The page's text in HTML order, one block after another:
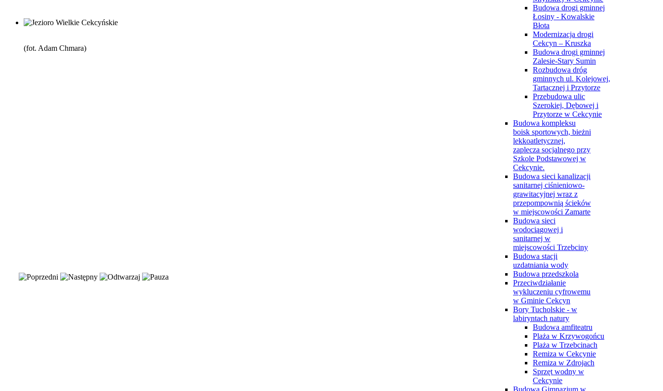
Budowa drogi gminnej
Łosiny - Kowalskie
Błota
Modernizacja drogi
Cekcyn – Kruszka
Budowa drogi gminnej
Zalesie-Stary Sumin
Rozbudowa dróg
gminnych ul. Kolejowej,
Tartacznej i Przytorze
Przebudowa ulic
Szerokiej, Dębowej i
Przytorze w Cekcynie
Budowa kompleksu
boisk sportowych, bieżni
lekkoatletycznej,
zaplecza socjalnego przy
Szkole Podstawowej w
Cekcynie.
Budowa sieci kanalizacji
sanitarnej ciśnieniowo-
grawitacyjnej wraz z
przepompownią ścieków
w miejscowości Zamarte
Budowa sieci
wodociągowej i
sanitarnej w
miejscowości Trzebciny
Budowa stacji
uzdatniania wody
Budowa przedszkola
Przeciwdziałanie
wykluczeniu cyfrowemu
w Gminie Cekcyn
Bory Tucholskie - w
labiryntach natury
Budowa amfiteatru
Plaża w Krzywogońcu
Plaża w Trzebcinach
Remiza w Cekcynie
Remiza w Zdrojach
Sprzęt wodny w
Cekcynie
Budowa Gimnazjum w
(fot. Adam Chmara)